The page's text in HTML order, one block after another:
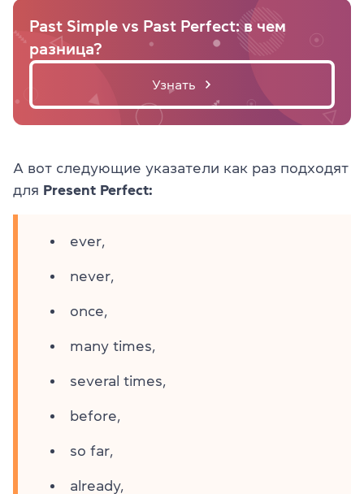
Past Simple vs Past Perfect: в чем
разница?
Узнать
А вот следующие указатели как раз подходят
для Present Perfect:
ever,
never,
once,
many times,
several times,
before,
so far,
already,